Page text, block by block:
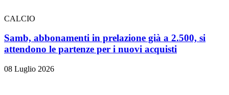
CALCIO
Samb, abbonamenti in prelazione già a 2.500, si
attendono le partenze per i nuovi acquisti
08 Luglio 2026